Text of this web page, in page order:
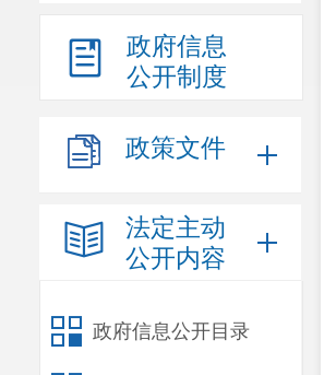
政府信息
公开制度
政策文件
法定主动
公开内容
政府信息公开目录